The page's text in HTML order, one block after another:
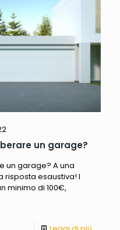
un garage?
un garage? A una
risposta esaustiva! I
minimo di 100€,